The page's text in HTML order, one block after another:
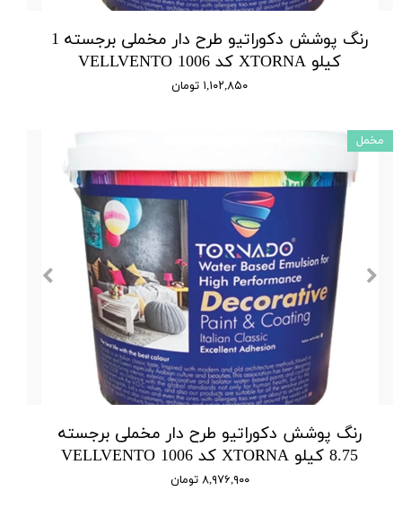
رنگ پوشش دکوراتیو طرح دار مخملی برجسته 1
کیلو XTORNA کد 1006 VELLVENTO
۱,۱۰۲,۸۵۰ تومان
رنگ پوشش دکوراتیو طرح دار مخملی برجسته
8.75 کیلو XTORNA کد 1006 VELLVENTO
۸,۹۷۶,۹۰۰ تومان
مخمل